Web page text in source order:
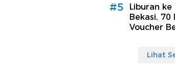
#5
Liburan ke
Bekasi, 70
Voucher
Lihat